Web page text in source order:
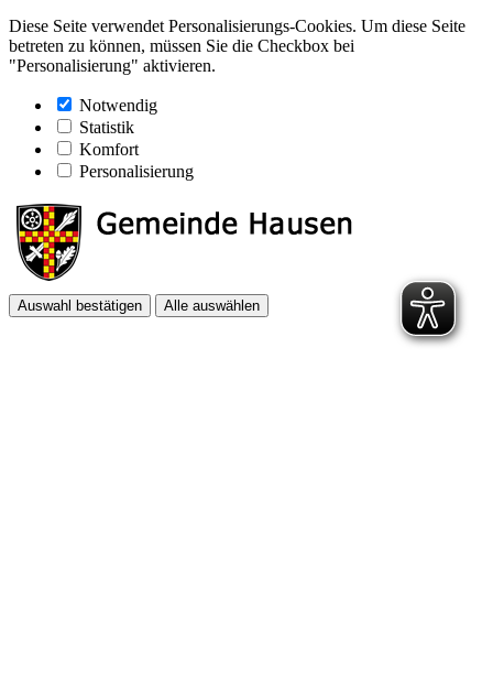
Diese Seite verwendet Personalisierungs-Cookies. Um diese Seite
betreten zu können, müssen Sie die Checkbox bei
"Personalisierung" aktivieren.
Notwendig
Statistik
Komfort
Personalisierung
Auswahl bestätigen Alle auswählen